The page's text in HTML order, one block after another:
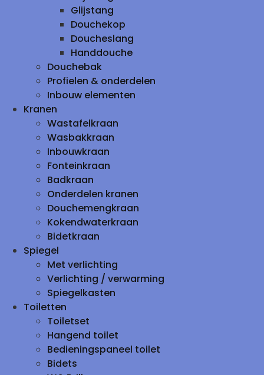
Glijstang
Douchekop
Doucheslang
Handdouche
Douchebak
Profielen & onderdelen
Inbouw elementen
Kranen
Wastafelkraan
Wasbakkraan
Inbouwkraan
Fonteinkraan
Badkraan
Onderdelen kranen
Douchemengkraan
Kokendwaterkraan
Bidetkraan
Spiegel
Met verlichting
Verlichting / verwarming
Spiegelkasten
Toiletten
Toiletset
Hangend toilet
Bedieningspaneel toilet
Bidets